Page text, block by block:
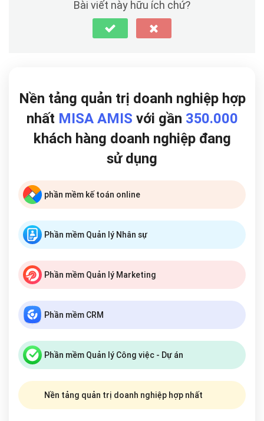
Bài viết này hữu ích chứ?
Nền tảng quản trị doanh nghiệp hợp
nhất MISA AMIS với gần 350.000
khách hàng doanh nghiệp đang
sử dụng
phần mềm kế toán online
Phần mềm Quản lý Nhân sự
Phần mềm Quản lý Marketing
Phần mềm CRM
Phần mềm Quản lý Công việc - Dự án
Nền tảng quản trị doanh nghiệp hợp nhất